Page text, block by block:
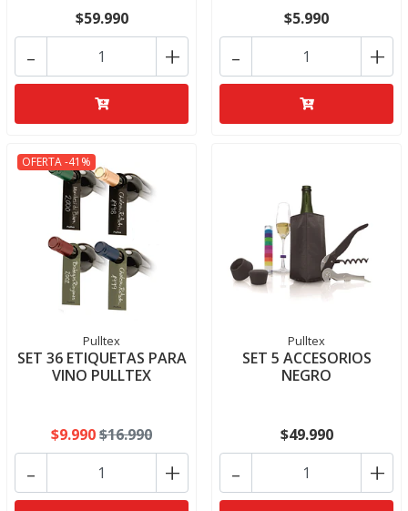
$59.990
+
-
$5.990
+
-
OFERTA -41%
Pulltex
SET 36 ETIQUETAS PARA
VINO PULLTEX
$9.990$16.990
+
-
Pulltex
SET 5 ACCESORIOS
NEGRO
$49.990
+
-